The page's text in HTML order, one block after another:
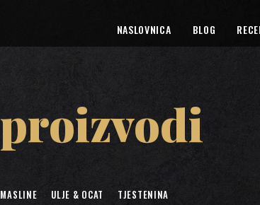
NASLOVNICA BLOG
proizvodi
MASLINE ULJE & OCAT
TJESTENINA